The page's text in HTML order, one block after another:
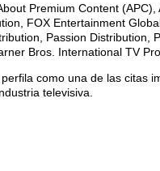
Premium Content
FOX Entertainment
Passion Distribution,
Bros. International TV
como una de las citas
televisiva.